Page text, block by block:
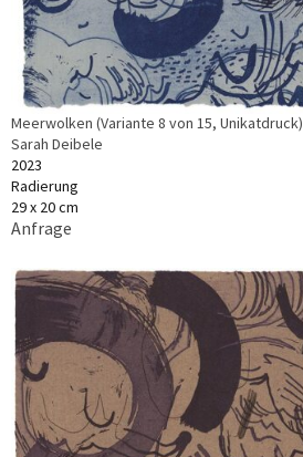
Meerwolken (Variante 8 von 15, Unikatdruck)
Sarah Deibele
2023
Radierung
29 x 20 cm
Anfrage